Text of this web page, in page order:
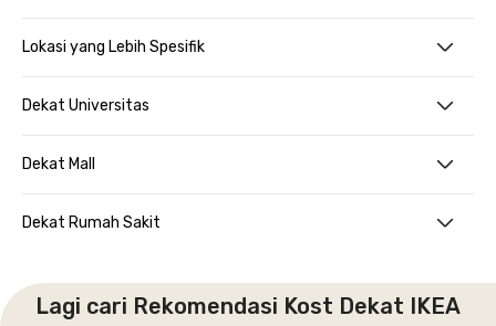
Lokasi yang Lebih Spesifik
Dekat Universitas
Dekat Mall
Dekat Rumah Sakit
Lagi cari Rekomendasi Kost Dekat IKEA